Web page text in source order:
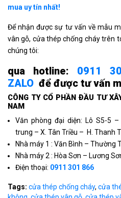
mua uy tín nhất!
Để nhận được sự tư vấn về mẫu
vân gỗ, cửa thép chống cháy trên
chúng tôi:
qua hotline: 0911
ZALO để được tư vấn
CÔNG TY CỔ PHẦN ÐẦU TƯ
NAM
Văn phòng đại diện: Lô S5-5
trung – X. Tân Triều – H. Thanh
Nhà máy 1 : Văn Bình – Thường
Nhà máy 2 : Hòa Sơn – Lương
Điện thoại: 0911 301 866
Tags: cửa thép chống cháy, cửa